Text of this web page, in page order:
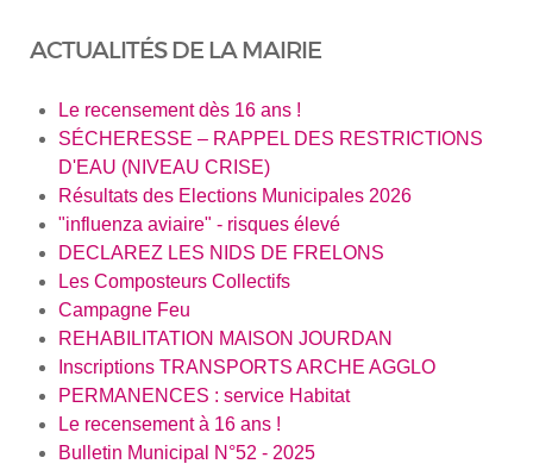
ACTUALITÉS DE LA MAIRIE
Le recensement dès 16 ans !
SÉCHERESSE – RAPPEL DES RESTRICTIONS
D'EAU (NIVEAU CRISE)
Résultats des Elections Municipales 2026
"influenza aviaire" - risques élevé
DECLAREZ LES NIDS DE FRELONS
Les Composteurs Collectifs
Campagne Feu
REHABILITATION MAISON JOURDAN
Inscriptions TRANSPORTS ARCHE AGGLO
PERMANENCES : service Habitat
Le recensement à 16 ans !
Bulletin Municipal N°52 - 2025